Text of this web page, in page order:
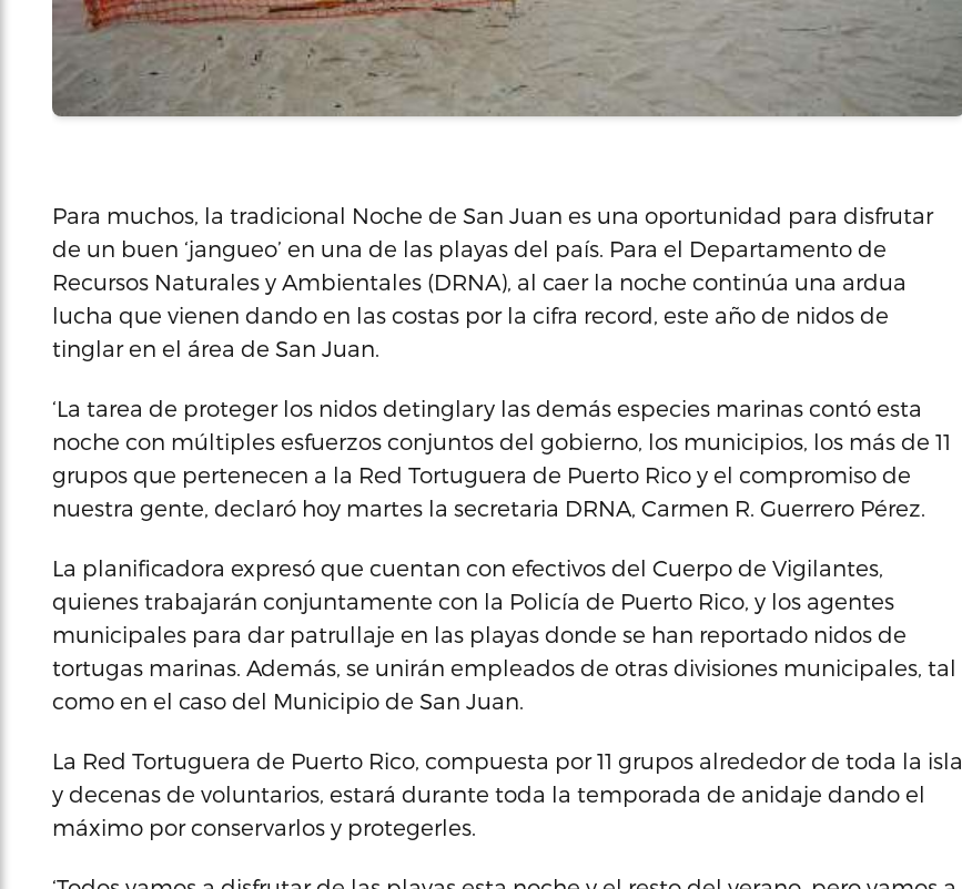
Para muchos, la tradicional Noche de San Juan es una oportunidad para disfrutar
de un buen ‘jangueo’ en una de las playas del país. Para el Departamento de
Recursos Naturales y Ambientales (DRNA), al caer la noche continúa una ardua
lucha que vienen dando en las costas por la cifra record, este año de nidos de
tinglar en el área de San Juan.
‘La tarea de proteger los nidos detinglary las demás especies marinas contó esta
noche con múltiples esfuerzos conjuntos del gobierno, los municipios, los más de 11
grupos que pertenecen a la Red Tortuguera de Puerto Rico y el compromiso de
nuestra gente, declaró hoy martes la secretaria DRNA, Carmen R. Guerrero Pérez.
La planificadora expresó que cuentan con efectivos del Cuerpo de Vigilantes,
quienes trabajarán conjuntamente con la Policía de Puerto Rico, y los agentes
municipales para dar patrullaje en las playas donde se han reportado nidos de
tortugas marinas. Además, se unirán empleados de otras divisiones municipales, tal
como en el caso del Municipio de San Juan.
La Red Tortuguera de Puerto Rico, compuesta por 11 grupos alrededor de toda la isla
y decenas de voluntarios, estará durante toda la temporada de anidaje dando el
máximo por conservarlos y protegerles.